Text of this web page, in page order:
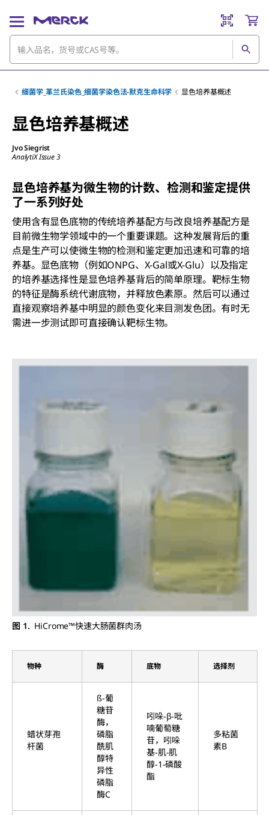
细菌学_革兰氏染色_细菌学染色法-默克生命科学 显色培养基概述
显色培养基概述
Jvo Siegrist
AnalytiX Issue 3
显色培养基为微生物的计数、检测和鉴定提供
了一系列好处
使用含有显色底物的传统培养基配方与改良培养基配方是
目前微生物学领域中的一个重要课题。这种发展背后的重
点是生产可以使微生物的检测和鉴定更加迅速和可靠的培
养基。显色底物（例如ONPG、X-Gal或X-Glu）以及指定
的培养基选择性是显色培养基背后的简单原理。靶标生物
的特征是酶系统代谢底物，并释放色素原。然后可以通过
直接观察培养基中明显的颜色变化来目测发色团。有时无
需进一步测试即可直接确认靶标生物。
图 1. HiCrome™快速大肠菌群肉汤
物种 酶 底物 选择剂
蜡状芽孢
杆菌
ß-葡
糖苷
酶，
磷脂
酰肌
醇特
异性
磷脂
酶C
吲哚-β-吡
喃葡萄糖
苷，吲哚
基-肌-肌
醇-1-磷酸
酯
多粘菌
素B